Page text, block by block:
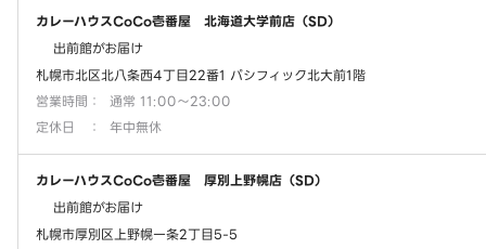
カレーハウスCoCo壱番屋 北海道大学前店（SD）
出前館がお届け
札幌市北区北八条西4丁目22番1 パシフィック北大前1階
営業時間 ：
通常 11:00～23:00
定休日
： 年中無休
カレーハウスCoCo壱番屋 厚別上野幌店（SD）
出前館がお届け
札幌市厚別区上野幌一条2丁目5-5